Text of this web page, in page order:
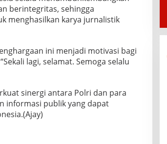
berintegritas, sehingga
menghasilkan karya jurnalistik
ini menjadi motivasi bagi
lagi, selamat. Semoga selalu
sinergi antara Polri dan para
informasi publik yang dapat